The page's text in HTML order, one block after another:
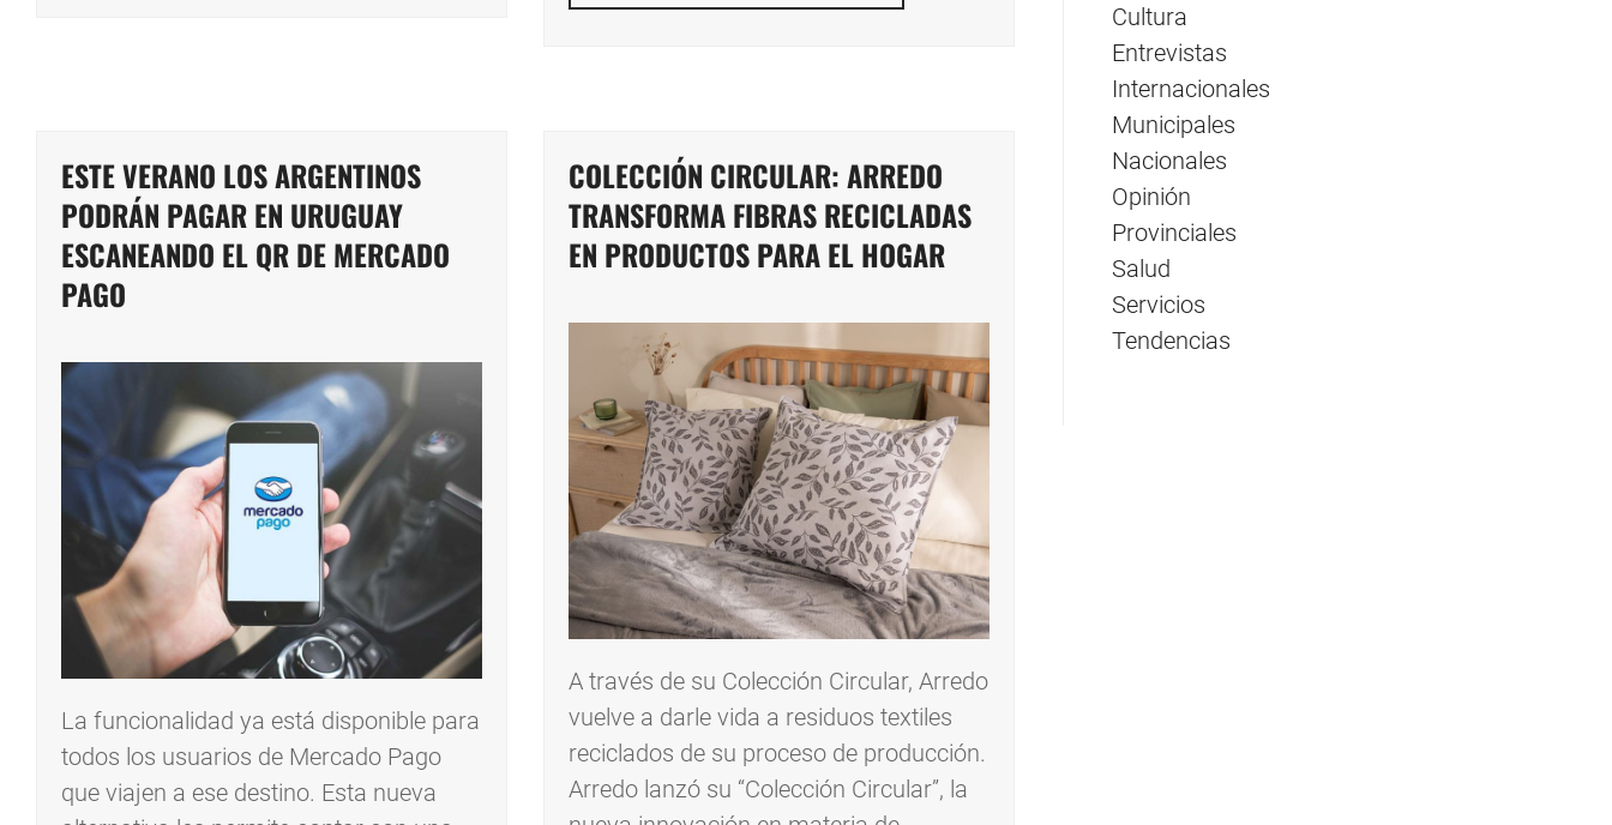
ESTE VERANO LOS ARGENTINOS
PODRÁN PAGAR EN URUGUAY
ESCANEANDO EL QR DE MERCADO
PAGO
La funcionalidad ya está disponible para
todos los usuarios de Mercado Pago
que viajen a ese destino. Esta nueva
COLECCIÓN CIRCULAR: ARREDO
TRANSFORMA FIBRAS RECICLADAS
EN PRODUCTOS PARA EL HOGAR
A través de su Colección Circular, Arredo
vuelve a darle vida a residuos textiles
reciclados de su proceso de producción.
Arredo lanzó su “Colección Circular”, la
Cultura
Entrevistas
Internacionales
Municipales
Nacionales
Opinión
Provinciales
Salud
Servicios
Tendencias